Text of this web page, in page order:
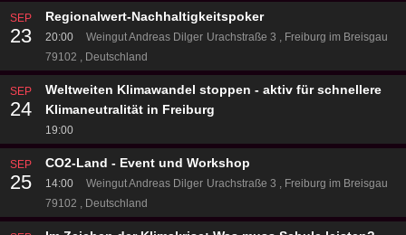
SEP
23
Regionalwert-Nachhaltigkeitspoker
20:00 Weingut Andreas Dilger Urachstraße 3
Freiburg im Breisgau
79102
Deutschland
SEP
24
Weltweiten Klimawandel stoppen - aktiv für schnellere
Klimaneutralität in Freiburg
19:00
SEP
25
CO2-Land - Event und Workshop
14:00 Weingut Andreas Dilger Urachstraße 3
Freiburg im Breisgau
79102
Deutschland